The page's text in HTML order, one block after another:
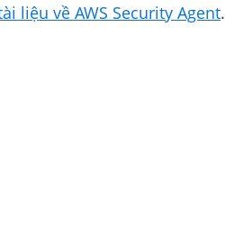
liệu về AWS Security Agent.